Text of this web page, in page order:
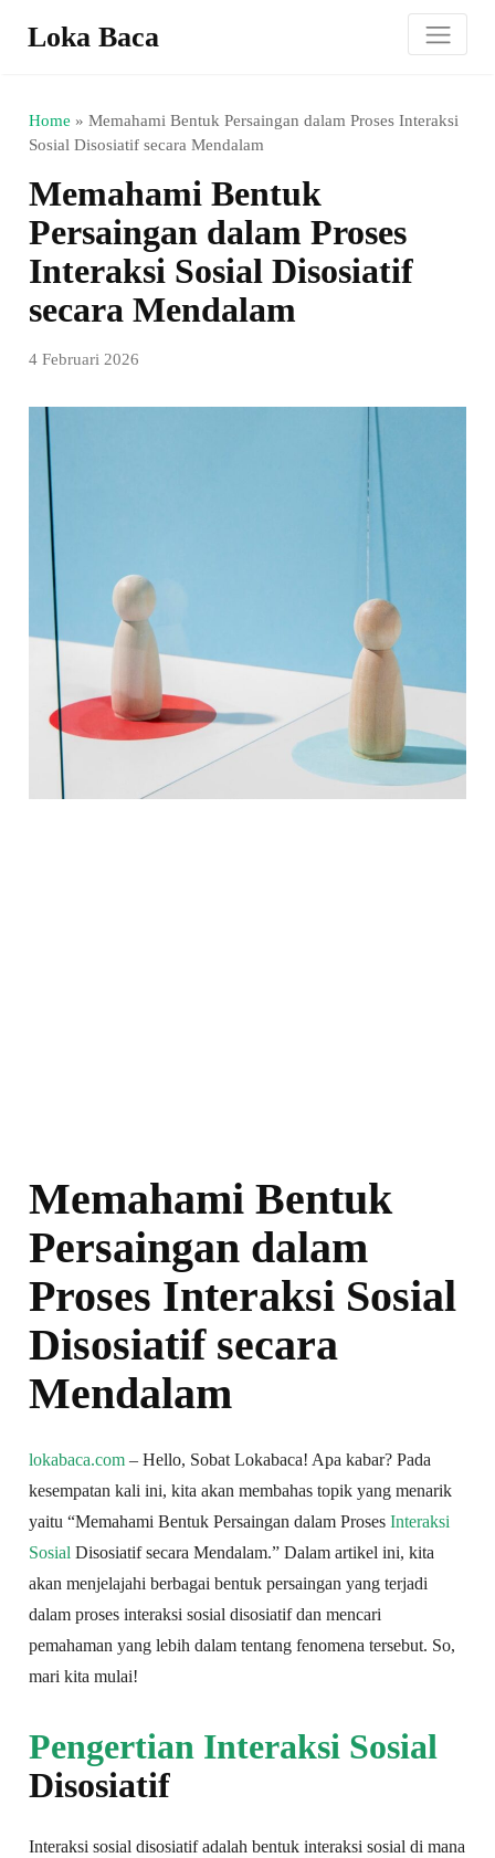
Loka Baca
Home »Memahami Bentuk Persaingan dalam Proses Interaksi
Sosial Disosiatif secara Mendalam
Memahami Bentuk
Persaingan dalam Proses
Interaksi Sosial Disosiatif
secara Mendalam
4 Februari 2026
Memahami Bentuk
Persaingan dalam
Proses Interaksi Sosial
Disosiatif secara
Mendalam
lokabaca.com – Hello, Sobat Lokabaca! Apa kabar? Pada
kesempatan kali ini, kita akan membahas topik yang menarik
yaitu “Memahami Bentuk Persaingan dalam ProsesInteraksi
Sosial Disosiatif secara Mendalam.” Dalam artikel ini, kita
akan menjelajahi berbagai bentuk persaingan yang terjadi
dalam proses interaksi sosial disosiatif dan mencari
pemahaman yang lebih dalam tentang fenomena tersebut. So,
mari kita mulai!
Pengertian Interaksi Sosial
Disosiatif
Interaksi sosial disosiatif adalah bentuk interaksi sosial di mana